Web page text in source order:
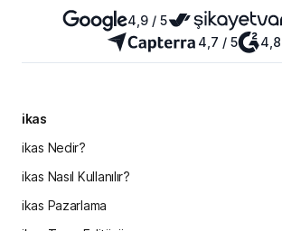
4,9 / 5
4,7 / 5
ikas
ikas Nedir?
ikas Nasıl Kullanılır?
ikas Pazarlama